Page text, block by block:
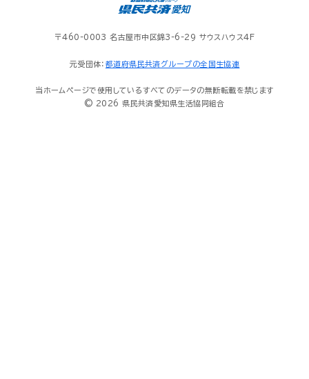
〒460-0003 名古屋市中区錦3-6-29 サウスハウス4F
元受団体： 都道府県民共済グループの全国生協連
当ホームページで使用しているすべてのデータの無断転載を禁じます
© 2026 県民共済愛知県生活協同組合